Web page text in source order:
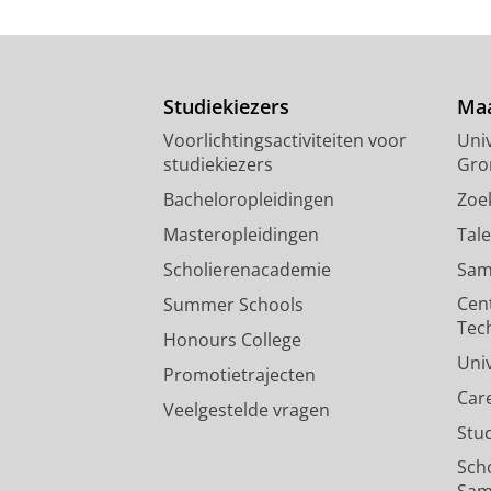
Studiekiezers
Voorlichtingsactiviteiten voor
studiekiezers
Bacheloropleidingen
Masteropleidingen
Scholierenacademie
Summer Schools
Honours College
Promotietrajecten
Veelgestelde vragen